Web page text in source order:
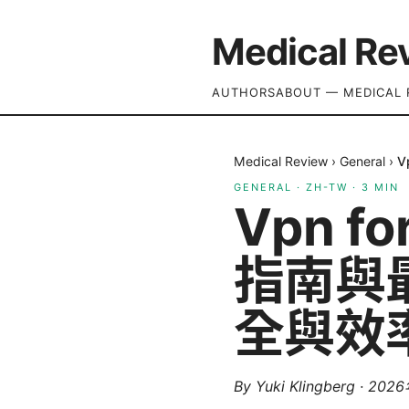
Medical
AUTHORSABOUT — MEDICAL
Medical Review › General ›
GENERAL · ZH-TW · 3 MIN
Vpn
指南與
全與效
By Yuki Klingberg · 2026